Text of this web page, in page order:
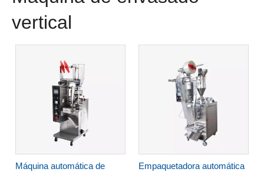
vertical
Máquina automática de
Empaquetadora automática